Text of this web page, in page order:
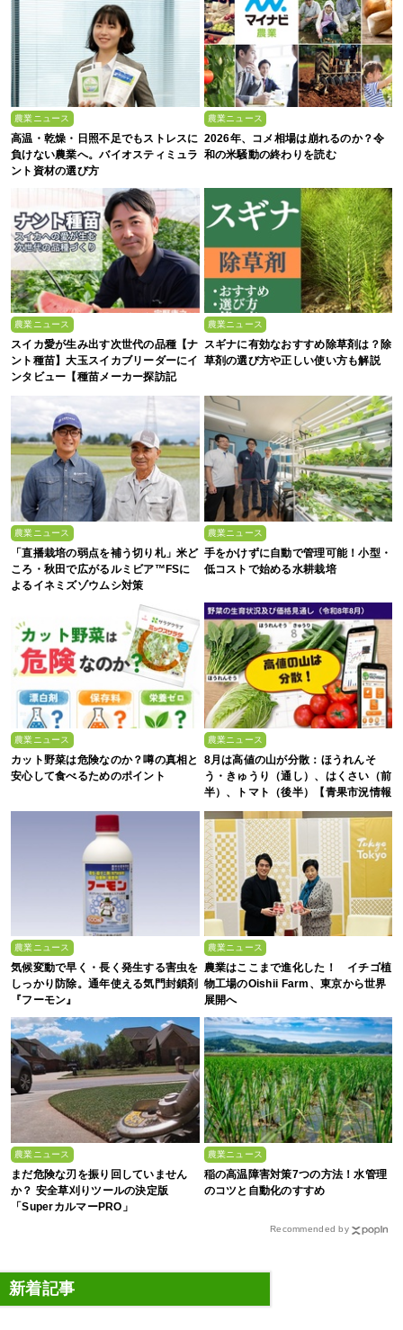
農業ニュース
高温・乾燥・日照不足でもストレスに
負けない農業へ。バイオスティミュラ
ント資材の選び方
農業ニュース
2026年、コメ相場は崩れるのか？令
和の米騒動の終わりを読む
農業ニュース
スイカ愛が生み出す次世代の品種【ナ
ント種苗】大玉スイカブリーダーにイ
ンタビュー【種苗メーカー探訪記
農業ニュース
スギナに有効なおすすめ除草剤は？除
草剤の選び方や正しい使い方も解説
農業ニュース
「直播栽培の弱点を補う切り札」米ど
ころ・秋田で広がるルミビア™FSに
よるイネミズゾウムシ対策
農業ニュース
手をかけずに自動で管理可能！小型・
低コストで始める水耕栽培
農業ニュース
カット野菜は危険なのか？噂の真相と
安心して食べるためのポイント
農業ニュース
8月は高値の山が分散：ほうれんそ
う・きゅうり（通し）、はくさい（前
半）、トマト（後半）【青果市況情報
農業ニュース
気候変動で早く・長く発生する害虫を
しっかり防除。通年使える気門封鎖剤
『フーモン』
農業ニュース
農業はここまで進化した！ イチゴ植
物工場のOishii Farm、東京から世界
展開へ
農業ニュース
まだ危険な刃を振り回していません
か？ 安全草刈りツールの決定版
「SuperカルマーPRO」
農業ニュース
稲の高温障害対策7つの方法！水管理
のコツと自動化のすすめ
Recommended by
新着記事